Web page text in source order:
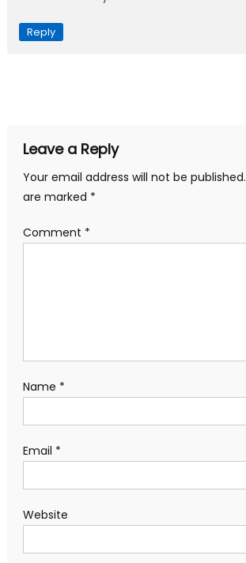
Reply
Leave a Reply
Your email address will not be published.
are marked *
Comment *
Name *
Email *
Website